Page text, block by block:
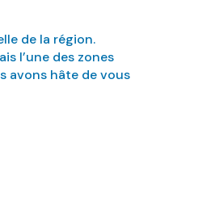
de la région.
l’une des zones
avons hâte de vous